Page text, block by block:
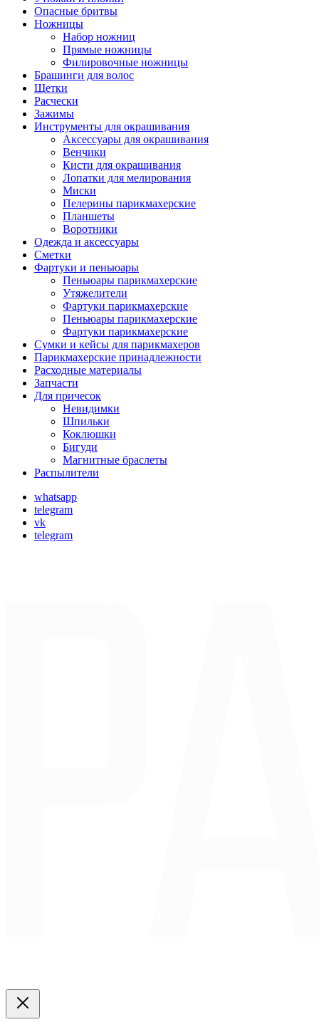
Опасные бритвы
Ножницы
Набор ножниц
Прямые ножницы
Филировочные ножницы
Брашинги для волос
Щетки
Расчески
Зажимы
Инструменты для окрашивания
Аксессуары для окрашивания
Венчики
Кисти для окрашивания
Лопатки для мелирования
Миски
Пелерины парикмахерские
Планшеты
Воротники
Одежда и аксессуары
Сметки
Фартуки и пеньюары
Пеньюары парикмахерские
Утяжелители
Фартуки парикмахерские
Пеньюары парикмахерские
Фартуки парикмахерские
Сумки и кейсы для парикмахеров
Парикмахерские принадлежности
Расходные материалы
Запчасти
Для причесок
Невидимки
Шпильки
Коклюшки
Бигуди
Магнитные браслеты
Распылители
whatsapp
telegram
vk
telegram